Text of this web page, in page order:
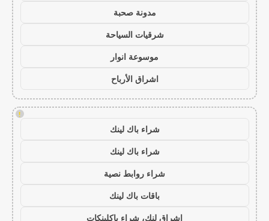
مدونة صحبة
شرقيات السياحة
موسوعة انوار
اشراق الأرباح
!
شراء باك لينك
شراء باك لينك
شراء روابط نصية
باقات باك لينك
اشراق لنك، شراء باكلينكات